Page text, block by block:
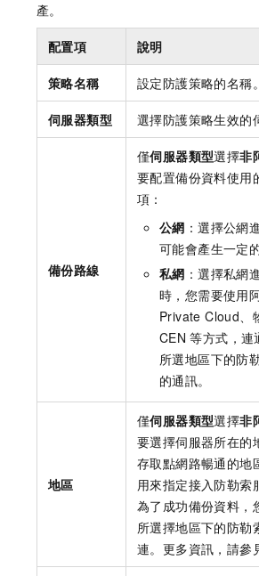
產。
配置項 說明
策略名稱 設定防護策略的名稱。
伺服器類型 選擇防護策略生效的
備份路線
僅伺服器類型選擇非
要配置備份資料使用
項：
公網 ：選擇公網
可能會產生一定
私網 ：選擇私網
時，您需要使用
Private Cloud、
CEN 等方式，連
所選地區下的防
的通訊。
地區
僅伺服器類型選擇非
要選擇伺服器所在的
存取點網路暢通的地
用來指定接入防勒索
為了成功備份資料，
所選擇地區下的防勒
連。更多資訊，請參